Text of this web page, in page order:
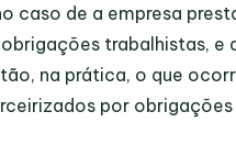
caso de a empresa
trabalhistas, e
na prática, o que
por